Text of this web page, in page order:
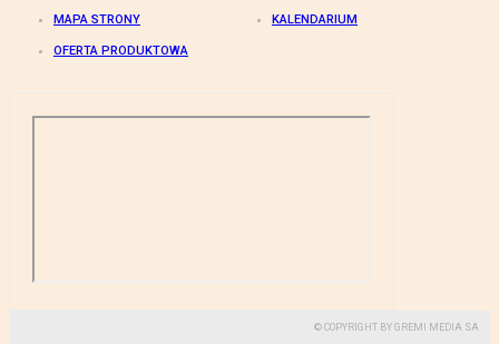
MAPA STRONY KALENDARIUM
OFERTA PRODUKTOWA
© COPYRIGHT BY GREMI MEDIA SA